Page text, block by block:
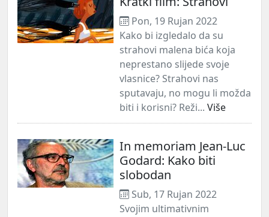
Pon, 19 Rujan 2022
Kako bi izgledalo da su
strahovi malena bića koja
neprestano slijede svoje
vlasnice? Strahovi nas
sputavaju, no mogu li možda
biti i korisni? Reži... Više
In memoriam Jean-Luc
Godard: Kako biti
slobodan
Sub, 17 Rujan 2022
Svojim ultimativnim